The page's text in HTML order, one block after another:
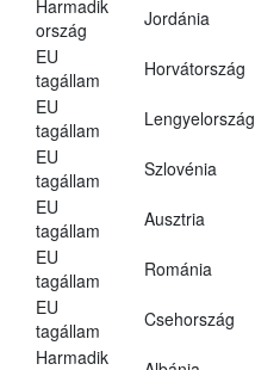
Harmadik
ország
Jordánia
EU
tagállam
Horvátország
EU
tagállam
Lengyelország
EU
tagállam
Szlovénia
EU
tagállam
Ausztria
EU
tagállam
Románia
EU
tagállam
Csehország
Harmadik